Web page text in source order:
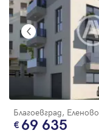
Благоевград, Еленово
69 635